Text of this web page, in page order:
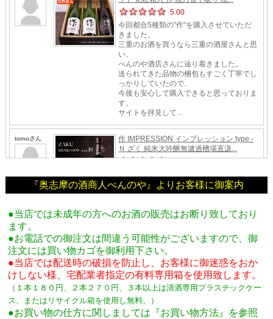
『奥志摩の酒商人べんのや』よりお客様に御案内
●当店では未成年の方へのお酒の販売はお断り致しており
ます。
●お電話での御注文は間違う可能性がございますので、御
注文には買い物カゴを御利用下さい。
●当店では配送時の破損を防止し、お客様に御迷惑をおか
けしない様、宅配業者指定の有料専用箱を使用致します。
（１本１８０円、２本２７０円、３本以上は清酒専用プラスチックケー
ス、またはリサイクル箱を使用し無料。
）
●お買い物の仕方に関しましては『お買い物方法』を参照